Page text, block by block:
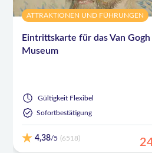
ATTRAKTIONEN UND FÜHRUNGEN
Eintrittskarte für das Van Gogh
Museum
Gültigkeit Flexibel
Sofortbestätigung
4,38/5 (6518)